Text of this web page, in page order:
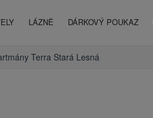
LÁZNĚ DÁRKOVÝ POUKAZ
Terra Stará Lesná